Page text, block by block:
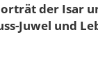
der Isar
Juwel und